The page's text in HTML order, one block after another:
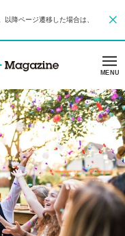
降ページ遷移した場合は、
MENU